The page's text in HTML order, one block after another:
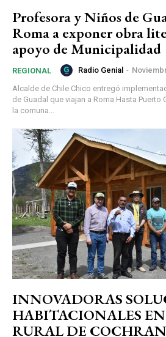
Profesora y Niños de
Roma a exponer obra
apoyo de Municipalidad
REGIONAL Radio Genial -
Alcalde de Chile Chico entregó
de Guadal que viajan a Roma Hasta Puerto Guadal llegó el Alcalde de
la comuna...
INNOVADORAS
HABITACIONALES
RURAL DE